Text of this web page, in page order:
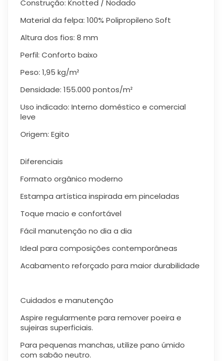
Construção: Knotted / Nodado
Material da felpa: 100% Polipropileno Soft
Altura dos fios: 8 mm
Perfil: Conforto baixo
Peso: 1,95 kg/m²
Densidade: 155.000 pontos/m²
Uso indicado: Interno doméstico e comercial
leve
Origem: Egito
Diferenciais
Formato orgânico moderno
Estampa artística inspirada em pinceladas
Toque macio e confortável
Fácil manutenção no dia a dia
Ideal para composições contemporâneas
Acabamento reforçado para maior durabilidade
Cuidados e manutenção
Aspire regularmente para remover poeira e
sujeiras superficiais.
Para pequenas manchas, utilize pano úmido
com sabão neutro.